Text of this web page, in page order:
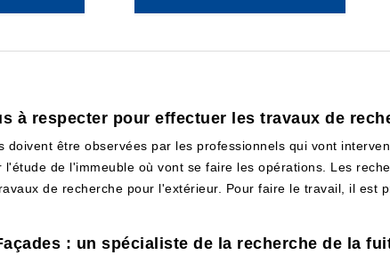
à respecter pour effectuer les travaux de
doivent être observées par les professionnels qui vont
l'étude de l'immeuble où vont se faire les opérations. Les
de recherche pour l'extérieur. Pour faire le travail, il est
: un spécialiste de la recherche de la